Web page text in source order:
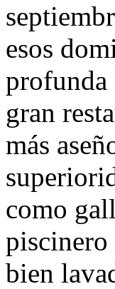
esos
profunda
gran
más
como
piscinero
bien